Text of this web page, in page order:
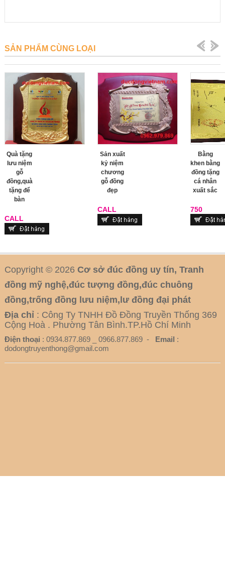
SẢN PHẨM CÙNG LOẠI
Quà tặng
lưu niệm
gỗ
đồng,quà
tặng để
bàn
CALL
Sản xuất
kỷ niệm
chương
gỗ đồng
đẹp
CALL
Bằng
khen bằng
đồng tặng
cá nhân
xuất sắc
750
Copyright © 2026 Cơ sở đúc đồng uy tín, Tranh
đồng mỹ nghệ,đúc tượng đồng,đúc chuông
đồng,trống đồng lưu niệm,lư đồng đại phát
Địa chỉ : Công Ty TNHH Đồ Đồng Truyền Thống 369
Cộng Hoà . Phường Tân Bình.TP.Hồ Chí Minh
Điện thoại : 0934.877.869 _ 0966.877.869 - Email :
dodongtruyenthong@gmail.com